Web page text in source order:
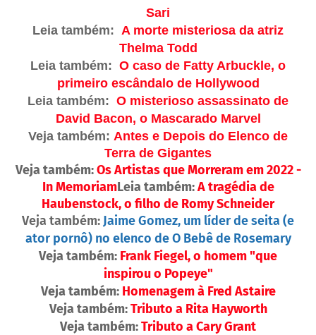
Sari
Leia também: A morte misteriosa da atriz
Thelma Todd
Leia também: O caso de Fatty Arbuckle, o
primeiro escândalo de Hollywood
Leia também: O misterioso assassinato de
David Bacon, o Mascarado Marvel
Veja também: Antes e Depois do Elenco de
Terra de Gigantes
Veja também:Os Artistas que Morreram em 2022 -
In MemoriamLeia também:A tragédia de
Haubenstock, o filho de Romy Schneider
Veja também: Jaime Gomez, um líder de seita (e
ator pornô) no elenco de O Bebê de Rosemary
Veja também: Frank Fiegel, o homem "que
inspirou o Popeye"
Veja também: Homenagem à Fred Astaire
Veja também:Tributo a Rita Hayworth
Veja também:Tributo a Cary Grant